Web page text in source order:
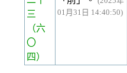
三
（六
〇
四）
01月31日 14:40:50)